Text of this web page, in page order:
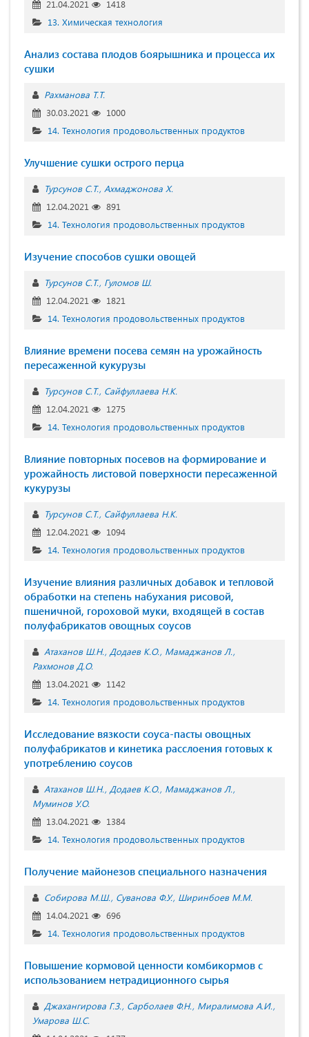
21.04.2021
1418
13. Химическая технология
Анализ состава плодов боярышника и процесса их
сушки
Рахманова Т.Т.
30.03.2021
1000
14. Технология продовольственных продуктов
Улучшение сушки острого перца
Турсунов С.Т. Ахмаджонова Х.
12.04.2021
891
14. Технология продовольственных продуктов
Изучение способов сушки овощей
Турсунов С.Т. Гуломов Ш.
12.04.2021
1821
14. Технология продовольственных продуктов
Влияние времени посева семян на урожайность
пересаженной кукурузы
Турсунов С.Т. Сайфуллаева Н.К.
12.04.2021
1275
14. Технология продовольственных продуктов
Влияние повторных посевов на формирование и
урожайность листовой поверхности пересаженной
кукурузы
Турсунов С.Т. Сайфуллаева Н.К.
12.04.2021
1094
14. Технология продовольственных продуктов
Изучение влияния различных добавок и тепловой
обработки на степень набухания рисовой,
пшеничной, гороховой муки, входящей в состав
полуфабрикатов овощных соусов
Атаханов Ш.Н. Додаев К.О. Мамаджанов Л.
Рахмонов Д.О.
13.04.2021
1142
14. Технология продовольственных продуктов
Исследование вязкости соуса-пасты овощных
полуфабрикатов и кинетика расслоения готовых к
употреблению соусов
Атаханов Ш.Н. Додаев К.О. Мамаджанов Л.
Муминов У.О.
13.04.2021
1384
14. Технология продовольственных продуктов
Получение майонезов специального назначения
Собирова М.Ш. Суванова Ф.У. Ширинбоев М.М.
14.04.2021
696
14. Технология продовольственных продуктов
Повышение кормовой ценности комбикормов с
использованием нетрадиционного сырья
Джахангирова Г.З. Сарболаев Ф.Н. Миралимова А.И.
Умарова Ш.С.